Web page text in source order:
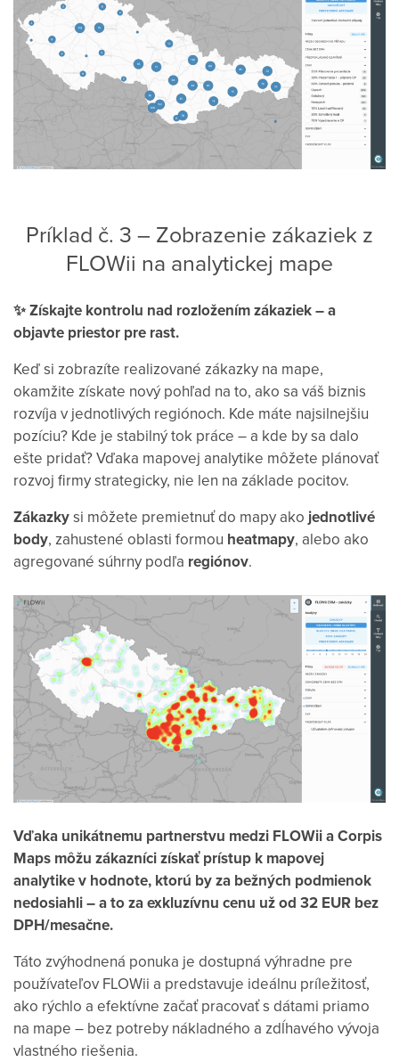
Príklad č. 3 – Zobrazenie zákaziek z
FLOWii na analytickej mape
✨ Získajte kontrolu nad rozložením zákaziek – a
objavte priestor pre rast.
Keď si zobrazíte realizované zákazky na mape,
okamžite získate nový pohľad na to, ako sa váš biznis
rozvíja v jednotlivých regiónoch. Kde máte najsilnejšiu
pozíciu? Kde je stabilný tok práce – a kde by sa dalo
ešte pridať? Vďaka mapovej analytike môžete plánovať
rozvoj firmy strategicky, nie len na základe pocitov.
Zákazkysi môžete premietnuť do mapy ako jednotlivé
body, zahustené oblasti formou heatmapy, alebo ako
agregované súhrny podľa regiónov.
Vďaka unikátnemu partnerstvu medzi FLOWii a Corpis
Maps môžu zákazníci získať prístup k mapovej
analytike v hodnote, ktorú by za bežných podmienok
nedosiahli – a to za exkluzívnu cenu už od 32 EUR bez
DPH/mesačne.
Táto zvýhodnená ponuka je dostupná výhradne pre
používateľov FLOWii a predstavuje ideálnu príležitosť,
ako rýchlo a efektívne začať pracovať s dátami priamo
na mape – bez potreby nákladného a zdĺhavého vývoja
vlastného riešenia.